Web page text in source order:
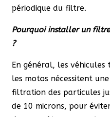
périodique du filtre.
Pourquoi installer un
?
En général, les véhicules
les motos nécessitent
filtration des particules
de 10 microns, pour